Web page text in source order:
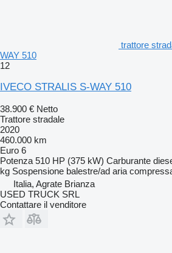
trattore
WAY 510
12
IVECO STRALIS S-WAY 510
38.900 € Netto
Trattore stradale
2020
460.000 km
Euro 6
Potenza 510 HP (375 kW) Carburante
kg Sospensione balestre/ad aria
Italia, Agrate Brianza
USED TRUCK SRL
Contattare il venditore